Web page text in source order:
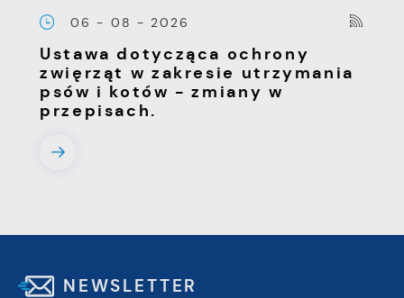
06 - 08 - 2026
Ustawa dotycząca ochrony
zwięrząt w zakresie utrzymania
psów i kotów - zmiany w
przepisach.
NEWSLETTER